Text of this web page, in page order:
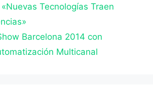
Tecnologías Traen
Barcelona 2014 con
Multicanal